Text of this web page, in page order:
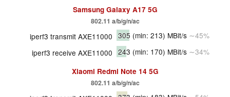
Samsung Galaxy A17 5G
802.11 a/b/g/n/ac
iperf3 transmit AXE11000 305 (min: 213) MBit/s ∼45%
iperf3 receive AXE11000 243 (min: 170) MBit/s ∼34%
Xiaomi Redmi Note 14 5G
802.11 a/b/g/n/ac